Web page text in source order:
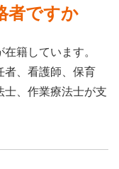
者ですか
籍しています。
者、看護師、保育
、作業療法士が支